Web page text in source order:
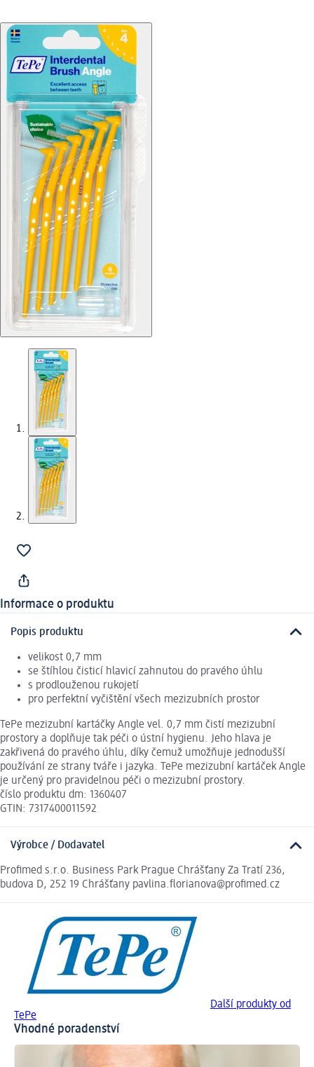
Informace o produktu
Popis produktu
velikost 0,7 mm
se štíhlou čisticí hlavicí zahnutou do pravého úhlu
s prodlouženou rukojetí
pro perfektní vyčištění všech mezizubních prostor
TePe mezizubní kartáčky Angle vel. 0,7 mm čistí mezizubní
prostory a doplňuje tak péči o ústní hygienu. Jeho hlava je
zakřivená do pravého úhlu, díky čemuž umožňuje jednodušší
používání ze strany tváře i jazyka. TePe mezizubní kartáček Angle
je určený pro pravidelnou péči o mezizubní prostory.
číslo produktu dm: 1360407
GTIN: 7317400011592
Výrobce / Dodavatel
Profimed s.r.o. Business Park Prague Chrášťany Za Tratí 236,
budova D, 252 19 Chrášťany pavlina.florianova@profimed.cz
Další produkty od
TePe
Vhodné poradenství